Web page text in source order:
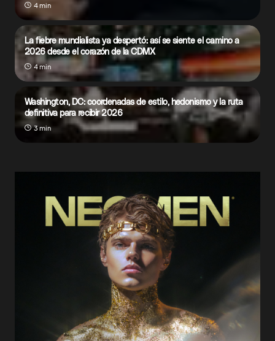
4 min
La fiebre mundialista ya despertó: así se siente el camino a
2026 desde el corazón de la CDMX
4 min
Washington, DC: coordenadas de estilo, hedonismo y la ruta
definitiva para recibir 2026
3 min